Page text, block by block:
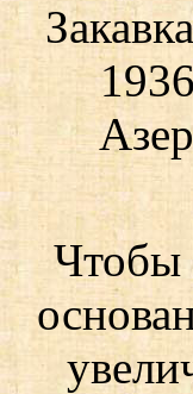
Чтобы